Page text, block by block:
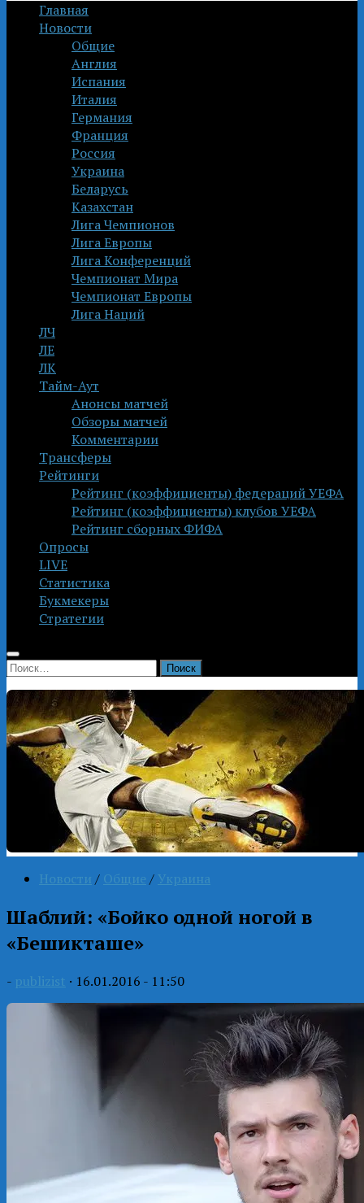
Главная
Новости
Общие
Англия
Испания
Италия
Германия
Франция
Россия
Украина
Беларусь
Казахстан
Лига Чемпионов
Лига Европы
Лига Конференций
Чемпионат Мира
Чемпионат Европы
Лига Наций
ЛЧ
ЛЕ
ЛК
Тайм-Аут
Анонсы матчей
Обзоры матчей
Комментарии
Трансферы
Рейтинги
Рейтинг (коэффициенты) федераций УЕФА
Рейтинг (коэффициенты) клубов УЕФА
Рейтинг сборных ФИФА
Опросы
LIVE
Статистика
Букмекеры
Стратегии
Найти:
Новости / Общие / Украина
Шаблий: «Бойко одной ногой в
«Бешикташе»
- publizist · 16.01.2016 - 11:50